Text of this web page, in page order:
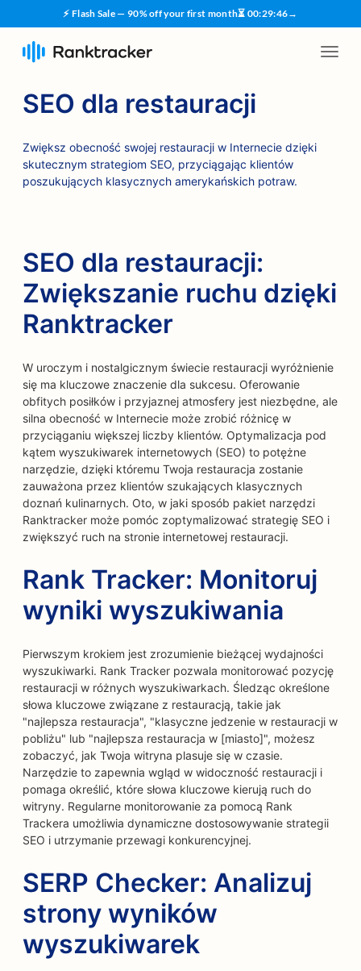
⚡ Flash Sale — 90% off your first month⏳ 00:29:45→
SEO dla restauracji
Zwiększ obecność swojej restauracji w Internecie dzięki
skutecznym strategiom SEO, przyciągając klientów
poszukujących klasycznych amerykańskich potraw.
SEO dla restauracji:
Zwiększanie ruchu dzięki
Ranktracker
W uroczym i nostalgicznym świecie restauracji wyróżnienie
się ma kluczowe znaczenie dla sukcesu. Oferowanie
obfitych posiłków i przyjaznej atmosfery jest niezbędne, ale
silna obecność w Internecie może zrobić różnicę w
przyciąganiu większej liczby klientów. Optymalizacja pod
kątem wyszukiwarek internetowych (SEO) to potężne
narzędzie, dzięki któremu Twoja restauracja zostanie
zauważona przez klientów szukających klasycznych
doznań kulinarnych. Oto, w jaki sposób pakiet narzędzi
Ranktracker może pomóc zoptymalizować strategię SEO i
zwiększyć ruch na stronie internetowej restauracji.
Rank Tracker: Monitoruj
wyniki wyszukiwania
Pierwszym krokiem jest zrozumienie bieżącej wydajności
wyszukiwarki. Rank Tracker pozwala monitorować pozycję
restauracji w różnych wyszukiwarkach. Śledząc określone
słowa kluczowe związane z restauracją, takie jak
"najlepsza restauracja", "klasyczne jedzenie w restauracji w
pobliżu" lub "najlepsza restauracja w [miasto]", możesz
zobaczyć, jak Twoja witryna plasuje się w czasie.
Narzędzie to zapewnia wgląd w widoczność restauracji i
pomaga określić, które słowa kluczowe kierują ruch do
witryny. Regularne monitorowanie za pomocą Rank
Trackera umożliwia dynamiczne dostosowywanie strategii
SEO i utrzymanie przewagi konkurencyjnej.
SERP Checker: Analizuj
strony wyników
wyszukiwarek